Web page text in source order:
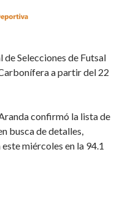
Selecciones de Futsal
a partir del 22
confirmó la lista de
busca de detalles,
miércoles en la 94.1